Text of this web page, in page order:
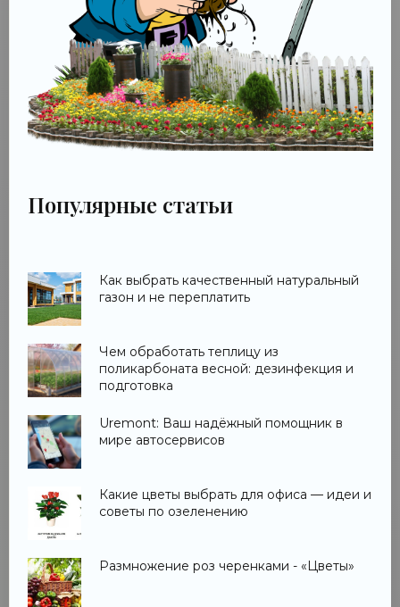
Популярные статьи
Как выбрать качественный натуральный
газон и не переплатить
Чем обработать теплицу из
поликарбоната весной: дезинфекция и
подготовка
Uremont: Ваш надёжный помощник в
мире автосервисов
Какие цветы выбрать для офиса — идеи и
советы по озеленению
Размножение роз черенками - «Цветы»